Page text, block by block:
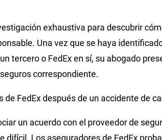
exhaustiva para descubrir
Una vez que se haya
tercero o FedEx en sí, su abogado
correspondiente.
FedEx después de un accidente de
un acuerdo con el proveedor de
difícil. Los aseguradores de FedEx